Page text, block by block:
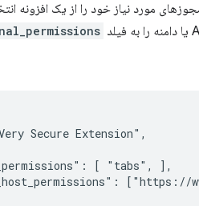
مورد نیاز خود را از یک افزونه
Secure Extension",
[ "tabs", ],
["https://